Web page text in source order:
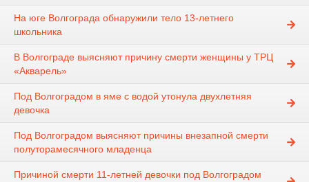
На юге Волгограда обнаружили тело 13-летнего
школьника
В Волгограде выясняют причину смерти женщины у ТРЦ
«Акварель»
Под Волгоградом в яме с водой утонула двухлетняя
девочка
Под Волгоградом выясняют причины внезапной смерти
полуторамесячного младенца
Причиной смерти 11-летней девочки под Волгоградом